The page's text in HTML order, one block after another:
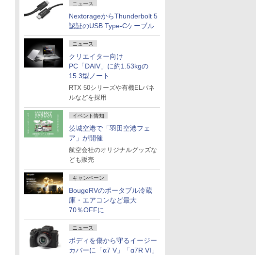
ニュース
NextorageからThunderbolt 5
認証のUSB Type-Cケーブル
ニュース
クリエイター向け
PC「DAIV」に約1.53kgの
15.3型ノート
RTX 50シリーズや有機ELパネ
ルなどを採用
イベント告知
茨城空港で「羽田空港フェ
ア」が開催
航空会社のオリジナルグッズな
ども販売
キャンペーン
BougeRVのポータブル冷蔵
庫・エアコンなど最大
70％OFFに
ニュース
ボディを傷から守るイージー
カバーに「α7 V」「α7R VI」